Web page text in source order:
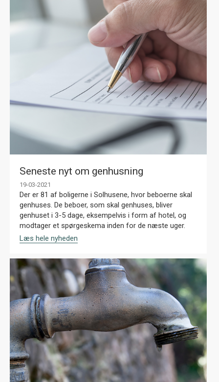
Seneste nyt om genhusning
19-03-2021
Der er 81 af boligerne i Solhusene, hvor beboerne skal
genhuses. De beboer, som skal genhuses, bliver
genhuset i 3-5 dage, eksempelvis i form af hotel, og
modtager et spørgeskema inden for de næste uger.
Læs hele nyheden